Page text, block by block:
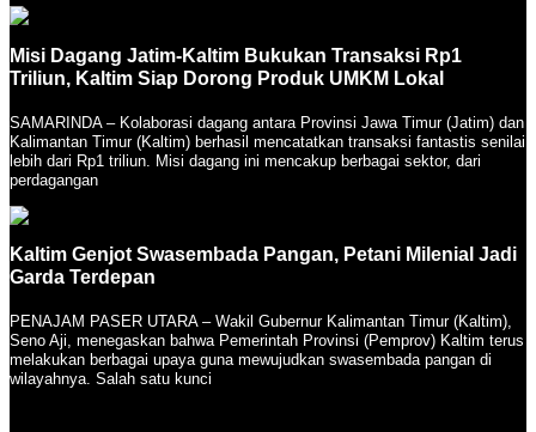
Misi Dagang Jatim-Kaltim Bukukan Transaksi Rp1
Triliun, Kaltim Siap Dorong Produk UMKM Lokal
SAMARINDA – Kolaborasi dagang antara Provinsi Jawa Timur (Jatim) dan
Kalimantan Timur (Kaltim) berhasil mencatatkan transaksi fantastis senilai
lebih dari Rp1 triliun. Misi dagang ini mencakup berbagai sektor, dari
perdagangan
Kaltim Genjot Swasembada Pangan, Petani Milenial Jadi
Garda Terdepan
PENAJAM PASER UTARA – Wakil Gubernur Kalimantan Timur (Kaltim),
Seno Aji, menegaskan bahwa Pemerintah Provinsi (Pemprov) Kaltim terus
melakukan berbagai upaya guna mewujudkan swasembada pangan di
wilayahnya. Salah satu kunci